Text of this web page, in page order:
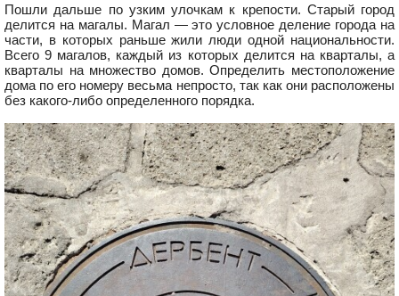
Пошли дальше по узким улочкам к крепости. Старый город
делится на магалы. Магал — это условное деление города на
части, в которых раньше жили люди одной национальности.
Всего 9 магалов, каждый из которых делится на кварталы, а
кварталы на множество домов. Определить местоположение
дома по его номеру весьма непросто, так как они расположены
без какого-либо определенного порядка.